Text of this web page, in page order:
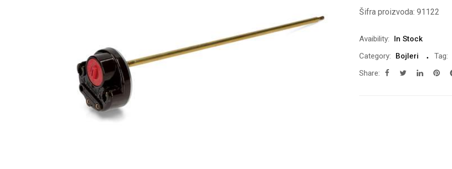
Šifra proizvoda: 91122
Avaibility:
In Stock
Category:
Bojleri
Tag:
Share: